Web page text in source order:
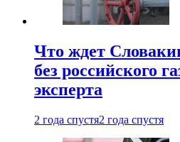
Что ждет
без российского
эксперта
2 года спустя2 года спустя